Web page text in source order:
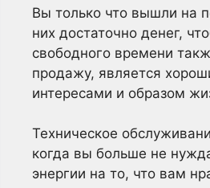
Вы только что вышли на
них достаточно денег,
свободного времени
продажу, является
интересами и образом
Техническое
когда вы больше не
энергии на то, что вам